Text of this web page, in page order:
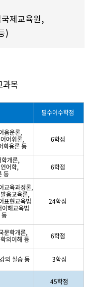
제교육원,
)
과목
필수이수학점
음운론,
어휘론,
화용론 등
6학점
개론,
어학,
등
6학점
교육과정론,
음교육론,
표현교육법
해교육법
24학점
문학개론,
의이해 등 6학점
의 실습 등 3학점
45학점